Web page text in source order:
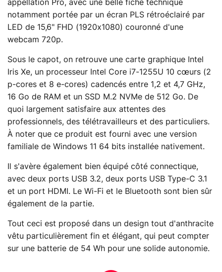
appellation Pro, avec une belle fiche technique
notamment portée par un écran PLS rétroéclairé par
LED de 15,6" FHD (1920x1080) couronné d'une
webcam 720p.
Sous le capot, on retrouve une carte graphique Intel
Iris Xe, un processeur Intel Core i7-1255U 10 cœurs (2
p-cores et 8 e-cores) cadencés entre 1,2 et 4,7 GHz,
16 Go de RAM et un SSD M.2 NVMe de 512 Go. De
quoi largement satisfaire aux attentes des
professionnels, des télétravailleurs et des particuliers.
À noter que ce produit est fourni avec une version
familiale de Windows 11 64 bits installée nativement.
Il s'avère également bien équipé côté connectique,
avec deux ports USB 3.2, deux ports USB Type-C 3.1
et un port HDMI. Le Wi-Fi et le Bluetooth sont bien sûr
également de la partie.
Tout ceci est proposé dans un design tout d'anthracite
vêtu particulièrement fin et élégant, qui peut compter
sur une batterie de 54 Wh pour une solide autonomie.